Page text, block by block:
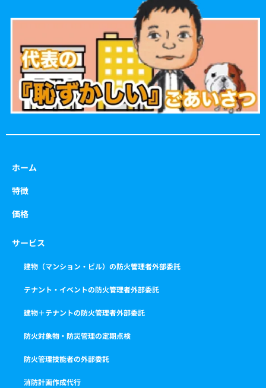
o
k
g
a
m
e
u
b
e
ホーム
特徴
価格
サービス
建物（マンション・ビル）の防火管理者外部委託
テナント・イベントの防火管理者外部委託
建物＋テナントの防火管理者外部委託
防火対象物・防災管理の定期点検
防火管理技能者の外部委託
消防計画作成代行